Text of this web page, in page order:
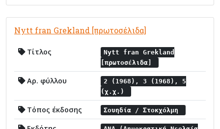
Nytt fran Grekland [πρωτοσέλιδα]
Τίτλος
Nytt fran Grekland
[πρωτοσέλιδα]
Αρ. φύλλου
2 (1968), 3 (1968), 5
(χ.χ.)
Τόπος έκδοσης Σουηδία / Στοκχόλμη